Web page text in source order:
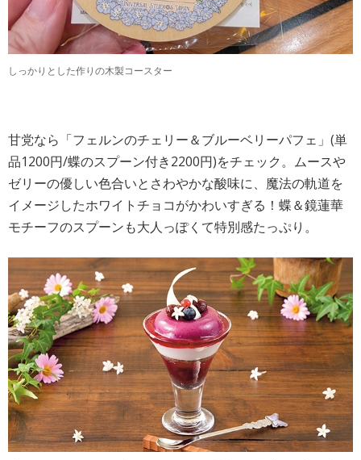
しっかりとした作りの木製コースター
甘党なら「フェルンのチェリー＆ブルーベリーパフェ」(単
品1200円/蝶のスプーン付き2200円)をチェック。ムースや
ゼリーの優しい色合いとさわやかな酸味に、魔法の軌道を
イメージしたホワイトチョコがかわいすぎる！蝶＆鏡蓮華
モチーフのスプーンも大人っぽくて特別感たっぷり。